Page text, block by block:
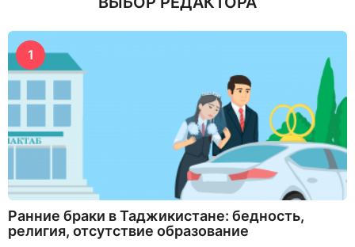
1
Ранние браки в Таджикистане: бедность,
религия, отсутствие образование